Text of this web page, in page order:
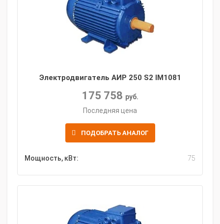
Электродвигатель АИР 250 S2 IM1081
175 758 руб.
Последняя цена
ПОДОБРАТЬ АНАЛОГ
Мощность, кВт: 75